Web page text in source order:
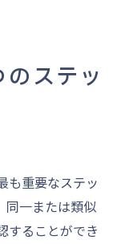
ステッ
も重要なステッ
同一または類似
することができ